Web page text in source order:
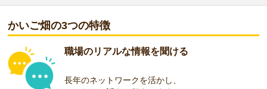
かいご畑の3つの特徴
職場のリアルな情報を聞ける
長年のネットワークを活かし、